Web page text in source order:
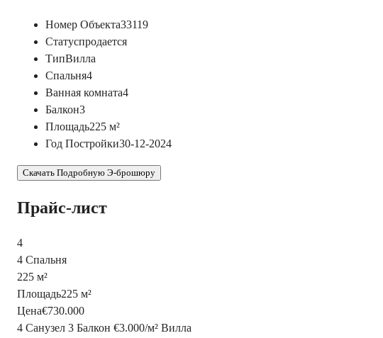
Номер Объекта33119
Статуспродается
ТипВилла
Спальня4
Ванная комната4
Балкон3
Площадь225 м²
Год Постройки30-12-2024
Скачать Подробную Э-брошюру
Прайс-лист
4
4 Спальня
225 м²
Площадь225 м²
Цена€730.000
4 Санузел 3 Балкон €3.000/м² Вилла